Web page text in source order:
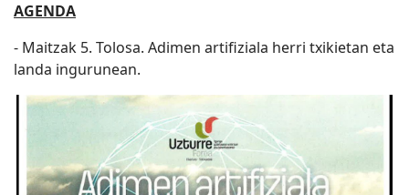
AGENDA
- Maitzak 5. Tolosa. Adimen artifiziala herri txikietan eta
landa ingurunean.